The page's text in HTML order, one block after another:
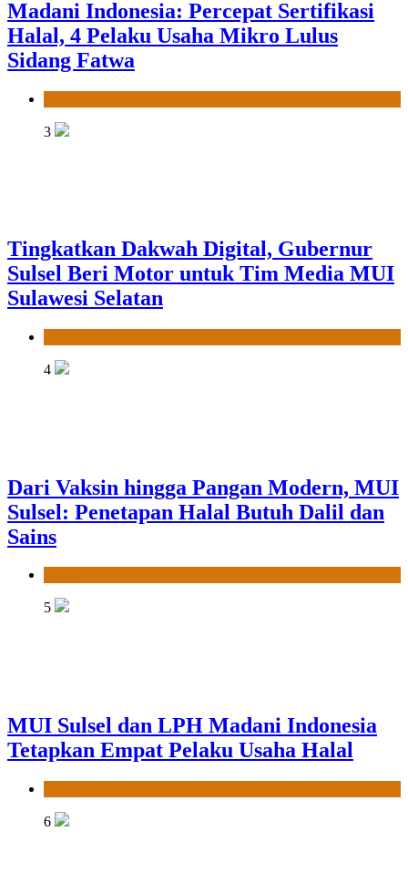
Tingkatkan Dakwah Digital, Gubernur
Sulsel Beri Motor untuk Tim Media MUI
Sulawesi Selatan
Dari Vaksin hingga Pangan Modern, MUI
Sulsel: Penetapan Halal Butuh Dalil dan
Sains
MUI Sulsel dan LPH Madani Indonesia
Tetapkan Empat Pelaku Usaha Halal
News
Sinergi MUI Sulsel dan LPH Unhas
Perkuat Jaminan Produk Halal, Sidang
Fatwa Tetapkan Kehalalan 7 Pelaku
Usaha